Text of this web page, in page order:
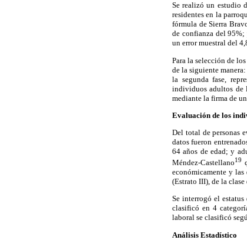
Se realizó un estudio
residentes en la
fórmula de Sierra
de confianza del
un error muestral del
Para la selección de
de la siguiente
la segunda fase,
individuos adultos de
mediante la firma de
Evaluación de los
Del total de personas
datos fueron
64 años de edad; y
Méndez-Castellano19
económicamente y
(Estrato III), de la
Se interrogó el
clasificó en 4
laboral se clasificó
Análisis Estadístico